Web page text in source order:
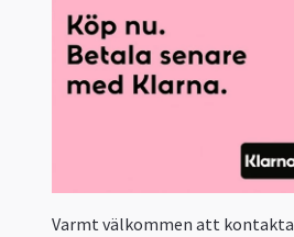
Varmt välkommen att kontakta